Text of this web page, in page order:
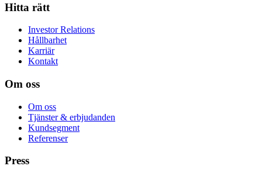
Hitta rätt
Investor Relations
Hållbarhet
Karriär
Kontakt
Om oss
Om oss
Tjänster & erbjudanden
Kundsegment
Referenser
Press